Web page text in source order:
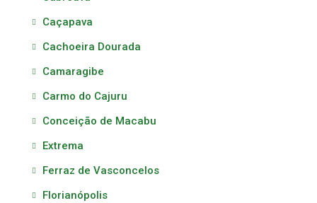
Caçapava
Cachoeira Dourada
Camaragibe
Carmo do Cajuru
Conceição de Macabu
Extrema
Ferraz de Vasconcelos
Florianópolis